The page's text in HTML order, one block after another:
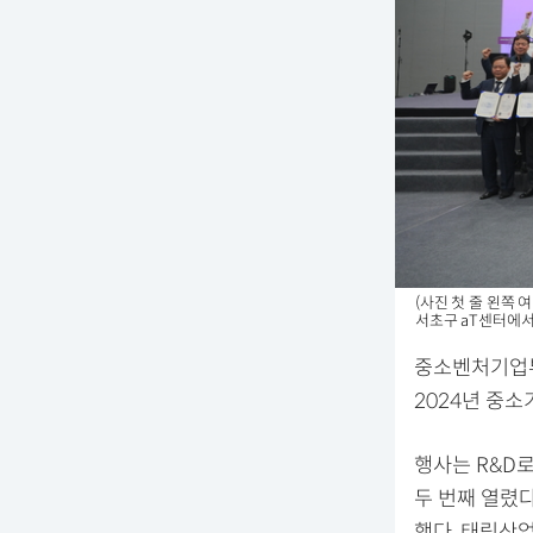
(사진 첫 줄 왼쪽
서초구 aT센터에
중소벤처기
2024년 중소
행사는 R&D
두 번째 열렸